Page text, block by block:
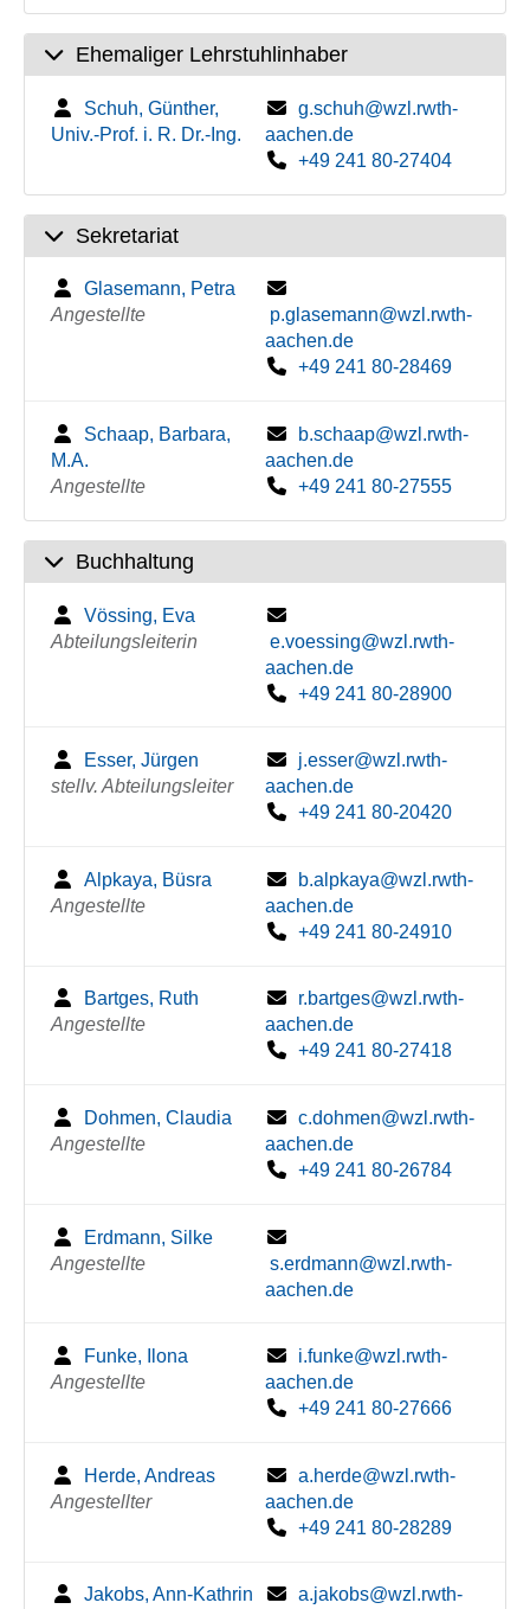
Ehemaliger Lehrstuhlinhaber
Schuh, Günther,
Univ.-Prof. i. R. Dr.-Ing.
g.schuh@wzl.rwth-
aachen.de
+49 241 80-27404
Sekretariat
Glasemann, Petra
Angestellte
p.glasemann@wzl.rwth-
aachen.de
+49 241 80-28469
Schaap, Barbara,
M.A.
Angestellte
b.schaap@wzl.rwth-
aachen.de
+49 241 80-27555
Buchhaltung
Vössing, Eva
Abteilungsleiterin
e.voessing@wzl.rwth-
aachen.de
+49 241 80-28900
Esser, Jürgen
stellv. Abteilungsleiter
j.esser@wzl.rwth-
aachen.de
+49 241 80-20420
Alpkaya, Büsra
Angestellte
b.alpkaya@wzl.rwth-
aachen.de
+49 241 80-24910
Bartges, Ruth
Angestellte
r.bartges@wzl.rwth-
aachen.de
+49 241 80-27418
Dohmen, Claudia
Angestellte
c.dohmen@wzl.rwth-
aachen.de
+49 241 80-26784
Erdmann, Silke
Angestellte
s.erdmann@wzl.rwth-
aachen.de
Funke, Ilona
Angestellte
i.funke@wzl.rwth-
aachen.de
+49 241 80-27666
Herde, Andreas
Angestellter
a.herde@wzl.rwth-
aachen.de
+49 241 80-28289
Jakobs, Ann-Kathrin
a.jakobs@wzl.rwth-